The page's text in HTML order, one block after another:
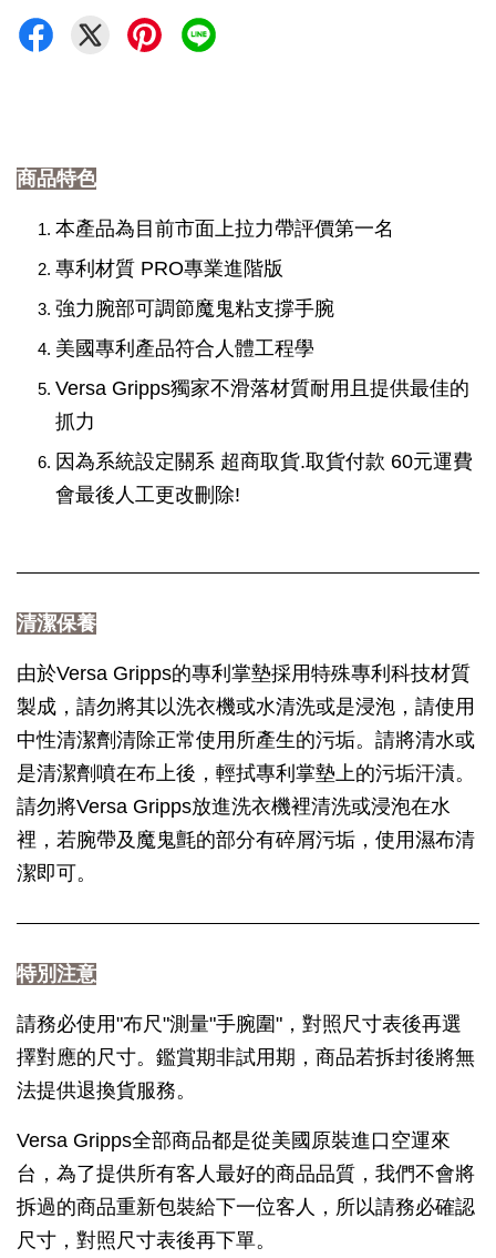
商品特色
本產品為目前市面上拉力帶評價第一名
專利材質 PRO專業進階版
強力腕部可調節魔鬼粘支撐手腕
美國專利產品符合人體工程學
Versa Gripps獨家不滑落材質耐用且提供最佳的
抓力
因為系統設定關系 超商取貨.取貨付款 60元運費
會最後人工更改刪除!
清潔保養
由於Versa Gripps的專利掌墊採用特殊專利科技材質
製成，請勿將其以洗衣機或水清洗或是浸泡，請使用
中性清潔劑清除正常使用所產生的污垢。請將清水或
是清潔劑噴在布上後，輕拭專利掌墊上的污垢汗漬。
請勿將Versa Gripps放進洗衣機裡清洗或浸泡在水
裡，若腕帶及魔鬼氈的部分有碎屑污垢，使用濕布清
潔即可。
特別注意
請務必使用"布尺"測量"手腕圍"，對照尺寸表後再選
擇對應的尺寸。鑑賞期非試用期，商品若拆封後將無
法提供退換貨服務。
Versa Gripps全部商品都是從美國原裝進口空運來
台，為了提供所有客人最好的商品品質，我們不會將
拆過的商品重新包裝給下一位客人，所以請務必確認
尺寸，對照尺寸表後再下單。